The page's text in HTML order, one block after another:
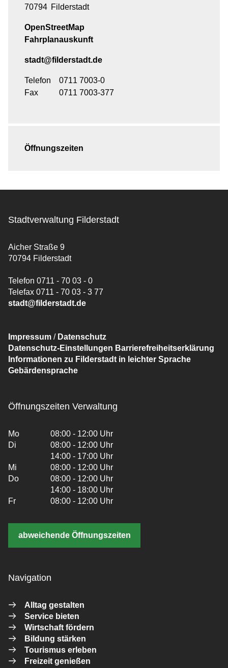
70794 Filderstadt
OpenStreetMap
Fahrplanauskunft
stadt@filderstadt.de
Telefon
0711 7003-0
Fax
0711 7003-377
Öffnungszeiten
Stadtverwaltung Filderstadt
Aicher Straße 9
70794 Filderstadt
Telefon 0711 - 70 03 - 0
Telefax 0711 - 70 03 - 3 77
stadt@filderstadt.de
Impressum / Datenschutz
Datenschutz-Einstellungen Barrierefreiheitserklärung
Informationen zu Filderstadt in leichter Sprache
Gebärdensprache
Öffnungszeiten Verwaltung
Mo
08:00 - 12:00 Uhr
Di
08:00 - 12:00 Uhr
14:00 - 17:00 Uhr
Mi
08:00 - 12:00 Uhr
Do
08:00 - 12:00 Uhr
14:00 - 18:00 Uhr
Fr
08:00 - 12:00 Uhr
abweichende Öffnungszeiten
Navigation
Alltag gestalten
Service bieten
Wirtschaft fördern
Bildung stärken
Tourismus erleben
Freizeit genießen